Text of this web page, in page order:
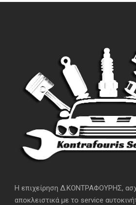
Η επιχείρηση Δ.ΚΟΝΤΡΑΦΟΥΡΗΣ,
αποκλειστικά με το service